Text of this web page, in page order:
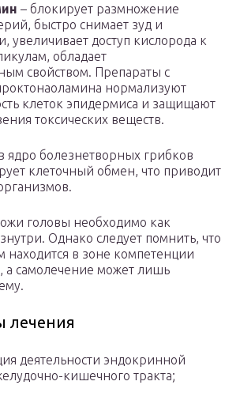
– блокирует размножение
быстро снимает зуд и
увеличивает доступ кислорода к
обладает
свойством. Препараты с
нормализуют
клеток эпидермиса и защищают
токсических веществ.
ядро болезнетворных грибков
клеточный обмен, что приводит
головы необходимо как
Однако следует помнить, что
находится в зоне компетенции
а самолечение может лишь
лечения
деятельности эндокринной
кишечного тракта;